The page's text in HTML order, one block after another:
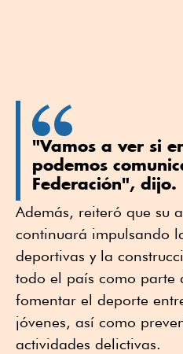
"Vamos a ver si
podemos
Federación", dijo.
Además, reiteró que su
continuará impulsando
deportivas y la
todo el país como parte
fomentar el deporte
jóvenes, así como
actividades delictivas.